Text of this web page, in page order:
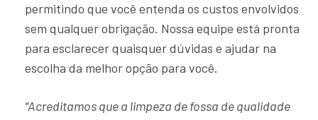
permitindo que você entenda os custos envolvidos
sem qualquer obrigação. Nossa equipe está pronta
para esclarecer quaisquer dúvidas e ajudar na
escolha da melhor opção para você.
"Acreditamos que a limpeza de fossa de qualidade